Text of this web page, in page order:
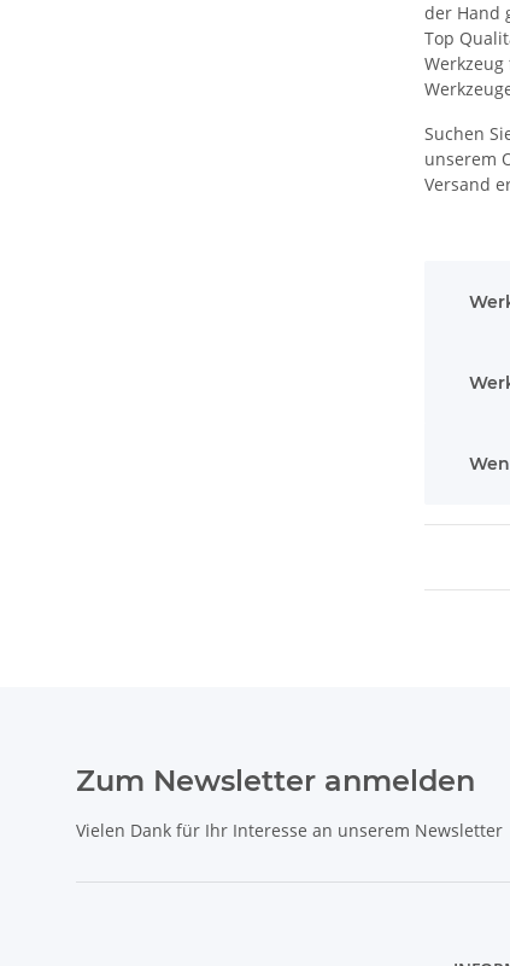
der Hand
Top
Suchen
unserem
Versand
Zum Newsletter anmelden
Vielen Dank für Ihr Interesse an unserem Newsletter